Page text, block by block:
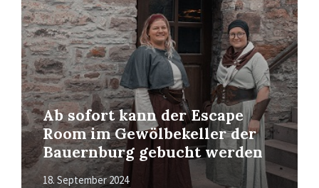
Ab sofort kann der Escape
Room im Gewölbekeller der
Bauernburg gebucht werden
18. September 2024